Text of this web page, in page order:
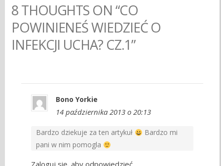
8 THOUGHTS ON “CO
POWINIENEŚ WIEDZIEĆ O
INFEKCJI UCHA? CZ.1”
Bono Yorkie
14 października 2013 o 20:13
Bardzo dziekuje za ten artykuł
Bardzo mi
pani w nim pomogla